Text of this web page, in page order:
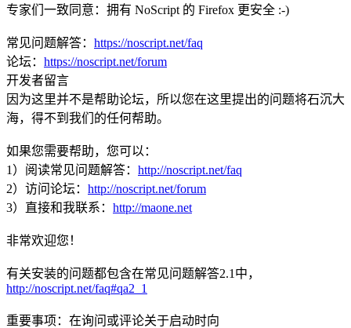
专家们一致同意：拥有 NoScript 的 Firefox 更安全 :-)
常见问题解答： https://noscript.net/faq
论坛： https://noscript.net/forum
开发者留言
因为这里并不是帮助论坛，所以您在这里提出的问题将石沉大
海，得不到我们的任何帮助。
如果您需要帮助，您可以：
1）阅读常见问题解答： http://noscript.net/faq
2）访问论坛： http://noscript.net/forum
3）直接和我联系： http://maone.net
非常欢迎您！
有关安装的问题都包含在常见问题解答2.1中，
http://noscript.net/faq#qa2_1
重要事项：在询问或评论关于启动时向